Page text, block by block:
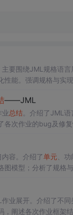
主要围绕JML规格语言
能。强调规格与实
——JML
业总结。介绍了JML
次作业的bug及修
内容。介绍了单元 、
模型；分析了规格
作业展开。介绍了不同
阐述各次作业框架